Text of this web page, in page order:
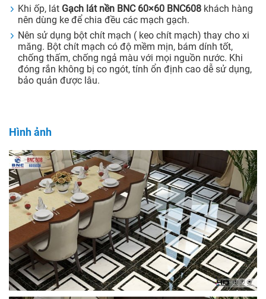
Khi ốp, lát Gạch lát nền BNC 60×60 BNC608 khách hàng
nên dùng ke để chia đều các mạch gạch.
Nên sử dụng bột chít mạch ( keo chít mạch) thay cho xi
măng. Bột chít mạch có độ mềm mịn, bám dính tốt,
chống thấm, chống ngả màu với mọi nguồn nước. Khi
đóng rắn không bị co ngót, tính ổn định cao dễ sử dụng,
bảo quản được lâu.
Hình ảnh